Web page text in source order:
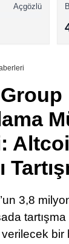
Açgözlü
3,8
verilecek